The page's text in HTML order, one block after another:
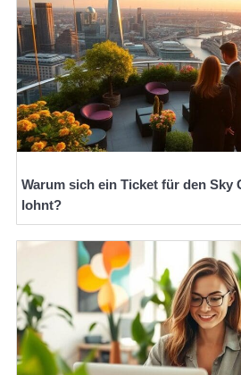
Warum sich ein Ticket für den Sky
lohnt?